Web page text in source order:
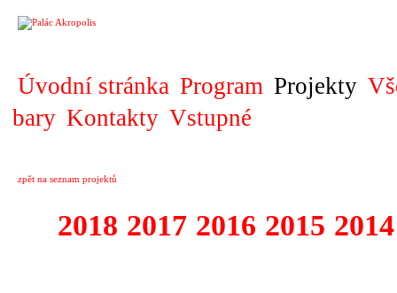
Úvodní stránka Program Projekty
bary Kontakty Vstupné
zpět na seznam projektů
2018 2017 2016 2015 2014